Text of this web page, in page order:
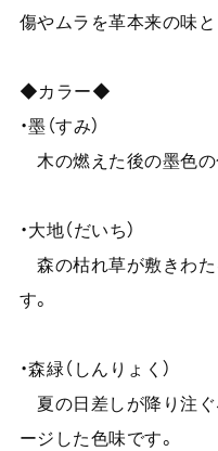
傷やムラを革本来の味と
◆カラー◆
・墨（すみ）
木の燃えた後の墨色の
・大地（だいち）
森の枯れ草が敷きわ
す。
・森緑（しんりょく）
夏の日差しが降り注ぐ
ージした色味です。